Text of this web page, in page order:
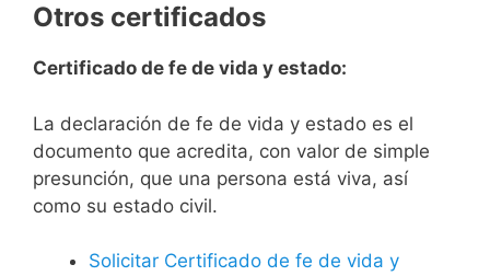
Otros certificados
Certificado de fe de vida y estado:
La declaración de fe de vida y estado es el
documento que acredita, con valor de simple
presunción, que una persona está viva, así
como su estado civil.
Solicitar Certificado de fe de vida y